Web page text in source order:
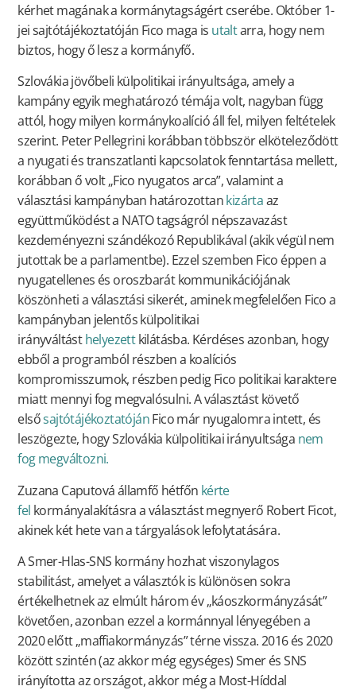
kérhet magának a kormánytagságért cserébe. Október 1-
jei sajtótájékoztatóján Fico maga is utaltarra, hogy nem
biztos, hogy ő lesz a kormányfő.
Szlovákia jövőbeli külpolitikai irányultsága, amely a
kampány egyik meghatározó témája volt, nagyban függ
attól, hogy milyen kormánykoalíció áll fel, milyen feltételek
szerint. Peter Pellegrini korábban többször elköteleződött
a nyugati és transzatlanti kapcsolatok fenntartása mellett,
korábban ő volt „Fico nyugatos arca”, valamint a
választási kampányban határozottankizártaaz
együttműködést a NATO tagságról népszavazást
kezdeményezni szándékozó Republikával (akik végül nem
jutottak be a parlamentbe). Ezzel szemben Fico éppen a
nyugatellenes és oroszbarát kommunikációjának
köszönheti a választási sikerét, aminek megfelelően Fico a
kampányban jelentős külpolitikai
irányváltásthelyezettkilátásba. Kérdéses azonban, hogy
ebből a programból részben a koalíciós
kompromisszumok, részben pedig Fico politikai karaktere
miatt mennyi fog megvalósulni. A választást követő
elsősajtótájékoztatójánFico már nyugalomra intett, és
leszögezte, hogy Szlovákia külpolitikai irányultsága nem
fog megváltozni.
Zuzana Caputová államfő hétfőn kérte
fel kormányalakításra a választást megnyerő Robert Ficot,
akinek két hete van a tárgyalások lefolytatására.
A Smer-Hlas-SNS kormány hozhat viszonylagos
stabilitást, amelyet a választók is különösen sokra
értékelhetnek az elmúlt három év „káoszkormányzását”
követően, azonban ezzel a kormánnyal lényegében a
2020 előtt „maffiakormányzás” térne vissza. 2016 és 2020
között szintén (az akkor még egységes) Smer és SNS
irányította az országot, akkor még a Most-Híddal